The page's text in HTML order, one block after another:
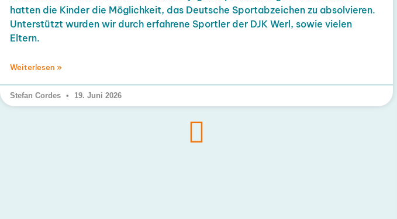
hatten die Kinder die Möglichkeit, das Deutsche Sportabzeichen zu absolvieren.
Unterstützt wurden wir durch erfahrene Sportler der DJK Werl, sowie vielen
Eltern.
Weiterlesen »
Stefan Cordes 19. Juni 2026